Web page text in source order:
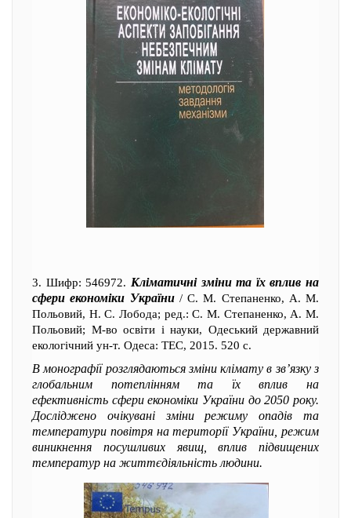
3. Шифр: 546972. Кліматичні зміни та їх вплив на
сфери економіки України/ С. М. Степаненко, А. М.
Польовий, Н. С. Лобода; ред.: С. М. Степаненко, А. М.
Польовий; М-во освіти і науки, Одеський державний
екологічний ун-т. Одеса: ТЕС, 2015. 520 с.
В монографії розглядаються зміни клімату в зв’язку з
глобальним потеплінням та їх вплив на
ефективність сфери економіки України до 2050 року.
Досліджено очікувані зміни режиму опадів та
температури повітря на території України, режим
виникнення посушливих явищ, вплив підвищених
температур на життєдіяльність людини.